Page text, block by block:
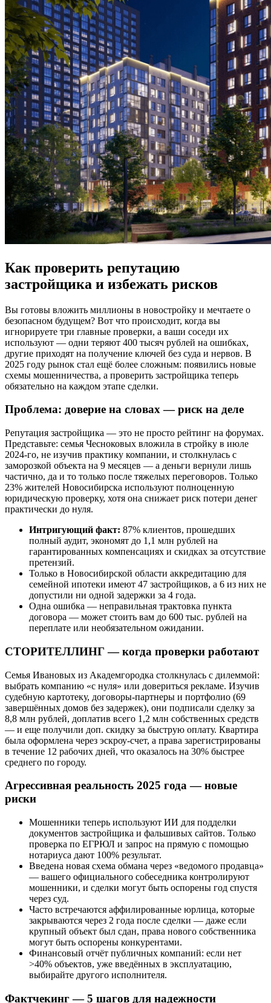
Как проверить репутацию
застройщика и избежать рисков
Вы готовы вложить миллионы в новостройку и мечтаете о
безопасном будущем? Вот что происходит, когда вы
игнорируете три главные проверки, а ваши соседи их
используют — одни теряют 400 тысяч рублей на ошибках,
другие приходят на получение ключей без суда и нервов. В
2025 году рынок стал ещё более сложным: появились новые
схемы мошенничества, а проверить застройщика теперь
обязательно на каждом этапе сделки.
Проблема: доверие на словах — риск на деле
Репутация застройщика — это не просто рейтинг на форумах.
Представьте: семья Чесноковых вложила в стройку в июле
2024-го, не изучив практику компании, и столкнулась с
заморозкой объекта на 9 месяцев — а деньги вернули лишь
частично, да и то только после тяжелых переговоров. Только
23% жителей Новосибирска используют полноценную
юридическую проверку, хотя она снижает риск потери денег
практически до нуля.
Интригующий факт: 87% клиентов, прошедших
полный аудит, экономят до 1,1 млн рублей на
гарантированных компенсациях и скидках за отсутствие
претензий.
Только в Новосибирской области аккредитацию для
семейной ипотеки имеют 47 застройщиков, а 6 из них не
допустили ни одной задержки за 4 года.
Одна ошибка — неправильная трактовка пункта
договора — может стоить вам до 600 тыс. рублей на
переплате или необязательном ожидании.
СТОРИТЕЛЛИНГ — когда проверки работают
Семья Ивановых из Академгородка столкнулась с дилеммой:
выбрать компанию «с нуля» или довериться рекламе. Изучив
судебную картотеку, договоры-партнеры и портфолио (69
завершённых домов без задержек), они подписали сделку за
8,8 млн рублей, доплатив всего 1,2 млн собственных средств
— и еще получили доп. скидку за быструю оплату. Квартира
была оформлена через эскроу-счет, а права зарегистрированы
в течение 12 рабочих дней, что оказалось на 30% быстрее
среднего по городу.
Агрессивная реальность 2025 года — новые
риски
Мошенники теперь используют ИИ для подделки
документов застройщика и фальшивых сайтов. Только
проверка по ЕГРЮЛ и запрос на прямую с помощью
нотариуса дают 100% результат.
Введена новая схема обмана через «ведомого продавца»
— вашего официального собеседника контролируют
мошенники, и сделки могут быть оспорены год спустя
через суд.
Часто встречаются аффилированные юрлица, которые
закрываются через 2 года после сделки — даже если
крупный объект был сдан, права нового собственника
могут быть оспорены конкурентами.
Финансовый отчёт публичных компаний: если нет
>40% объектов, уже введённых в эксплуатацию,
выбирайте другого исполнителя.
Фактчекинг — 5 шагов для надежности